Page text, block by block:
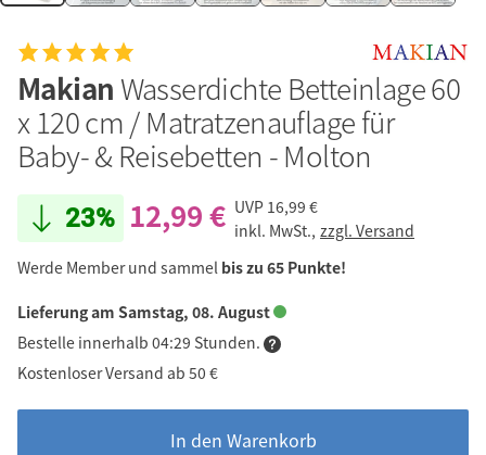
Makian Wasserdichte Betteinlage 60
x 120 cm / Matratzenauflage für
Baby- & Reisebetten - Molton
23% 12,99 € UVP 16,99 €
inkl. MwSt., zzgl. Versand
Werde Member und sammel bis zu 65 Punkte!
Lieferung am Samstag, 08. August
Bestelle innerhalb 04:29 Stunden.
Kostenloser Versand ab 50 €
In den Warenkorb